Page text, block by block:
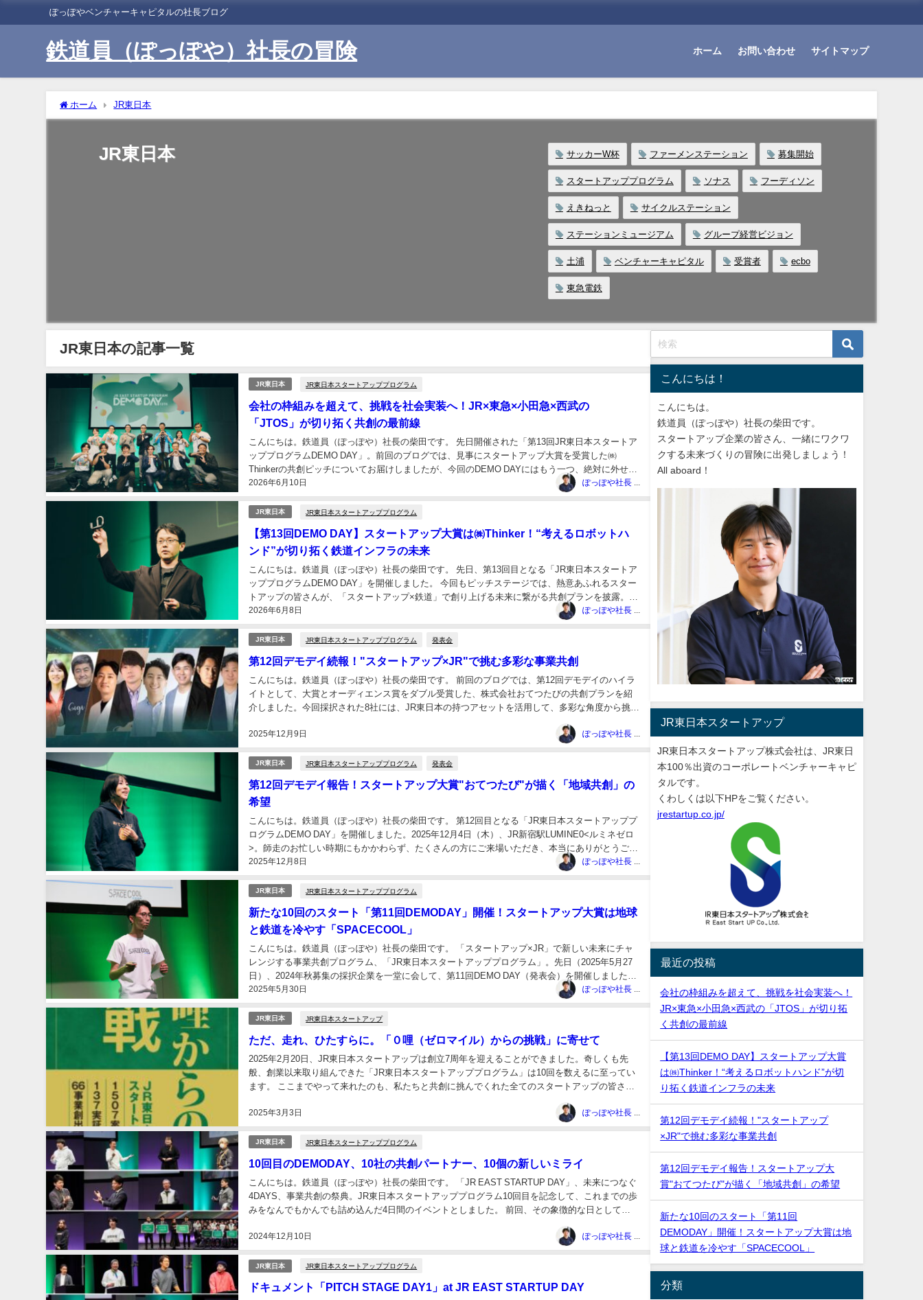
ぽっぽやベンチャーキャピタルの社長ブログ
鉄道員（ぽっぽや）社長の冒険 ホーム お問い合わせ サイトマップ
ホーム JR東日本
JR東日本 サッカーW杯 ファーメンステーション 募集開始
スタートアッププログラム ソナス フーディソン
えきねっと サイクルステーション
ステーションミュージアム グループ経営ビジョン
土浦 ベンチャーキャピタル 受賞者 ecbo
東急電鉄
JR東日本の記事一覧
JR東日本 JR東日本スタートアッププログラム
会社の枠組みを超えて、挑戦を社会実装へ！JR×東急×小田急×西武の
「JTOS」が切り拓く共創の最前線
2026年6月10日
こんにちは。鉄道員（ぽっぽや）社長の柴田です。 先日開催された「第13回JR東日本スタートア
ッププログラムDEMO DAY」。前回のブログでは、見事にスタートアップ大賞を受賞した㈱
Thinkerの共創ピッチについてお届けしましたが、今回のDEMO DAYにはもう一つ、絶対に外せな
い重要な「主役」がありました。 それが、...
JR東日本 JR東日本スタートアッププログラム
【第13回DEMO DAY】スタートアップ大賞は㈱Thinker！“考えるロボットハ
ンド”が切り拓く鉄道インフラの未来
2026年6月8日
こんにちは。鉄道員（ぽっぽや）社長の柴田です。 先日、第13回目となる「JR東日本スタートア
ッププログラムDEMO DAY」を開催しました。 今回もピッチステージでは、熱意あふれるスター
トアップの皆さんが、「スタートアップ×鉄道」で創り上げる未来に繋がる共創プランを披露。主
催者である私たちまで、その圧倒的な熱量をたっぷ...
JR東日本 JR東日本スタートアッププログラム 発表会
第12回デモデイ続報！"スタートアップ×JR"で挑む多彩な事業共創
2025年12月9日
こんにちは。鉄道員（ぽっぽや）社長の柴田です。 前回のブログでは、第12回デモデイのハイラ
イトとして、大賞とオーディエンス賞をダブル受賞した、株式会社おてつたびの共創プランを紹
介しました。今回採択された8社には、JR東日本の持つアセットを活用して、多彩な角度から挑戦
JR東日本 JR東日本スタートアッププログラム 発表会
第12回デモデイ報告！スタートアップ大賞"おてつたび"が描く「地域共創」の
希望
2025年12月8日
こんにちは。鉄道員（ぽっぽや）社長の柴田です。 第12回目となる「JR東日本スタートアッププ
ログラムDEMO DAY」を開催しました。2025年12月4日（木）、JR新宿駅LUMINE0<ルミネゼロ
>。師走のお忙しい時期にもかかわらず、たくさんの方にご来場いただき、本当にありがとうござ
いました。 当日は、新...
JR東日本 JR東日本スタートアッププログラム
新たな10回のスタート「第11回DEMODAY」開催！スタートアップ大賞は地球
と鉄道を冷やす「SPACECOOL」
2025年5月30日
こんにちは。鉄道員（ぽっぽや）社長の柴田です。 「スタートアップ×JR」で新しい未来にチャ
レンジする事業共創プログラム、「JR東日本スタートアッププログラム」。先日（2025年5月27
日）、2024年秋募集の採択企業を一堂に会して、第11回DEMO DAY（発表会）を開催しました。
今回登壇したのは新たな共創パートナー...
JR東日本 JR東日本スタートアップ
ただ、走れ、ひたすらに。「０哩（ゼロマイル）からの挑戦」に寄せて
2025年3月3日
2025年2月20日、JR東日本スタートアップは創立7周年を迎えることができました。奇しくも先
般、創業以来取り組んできた「JR東日本スタートアッププログラム」は10回を数えるに至ってい
ます。 ここまでやって来れたのも、私たちと共創に挑んでくれた全てのスタートアップの皆さん
JR東日本 JR東日本スタートアッププログラム
10回目のDEMODAY、10社の共創パートナー、10個の新しいミライ
2024年12月10日
こんにちは。鉄道員（ぽっぽや）社長の柴田です。 「JR EAST STARTUP DAY」、未来につなぐ
4DAYS、事業共創の祭典。JR東日本スタートアッププログラム10回目を記念して、これまでの歩
みをなんでもかんでも詰め込んだ4日間のイベントとしました。 前回、その象徴的な日として
JR東日本 JR東日本スタートアッププログラム
ドキュメント「PITCH STAGE DAY1」at JR EAST STARTUP DAY
こんにちは！
こんにちは。
鉄道員（ぽっぽや）社長の柴田です。
スタートアップ企業の皆さん、一緒にワクワ
クする未来づくりの冒険に出発しましょう！
All aboard！
JR東日本スタートアップ
JR東日本スタートアップ株式会社は、JR東日
本100％出資のコーポレートベンチャーキャピ
タルです。
くわしくは以下HPをご覧ください。
jrestartup.co.jp/
最近の投稿
会社の枠組みを超えて、挑戦を社会実装へ！
JR×東急×小田急×西武の「JTOS」が切り拓
く共創の最前線
【第13回DEMO DAY】スタートアップ大賞
は㈱Thinker！“考えるロボットハンド”が切
り拓く鉄道インフラの未来
第12回デモデイ続報！"スタートアップ
×JR"で挑む多彩な事業共創
第12回デモデイ報告！スタートアップ大
賞"おてつたび"が描く「地域共創」の希望
新たな10回のスタート「第11回
DEMODAY」開催！スタートアップ大賞は地
球と鉄道を冷やす「SPACECOOL」
分類